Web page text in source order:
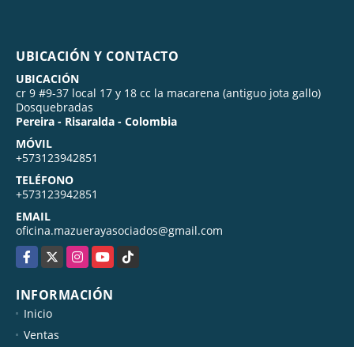
UBICACIÓN Y CONTACTO
UBICACIÓN
cr 9 #9-37 local 17 y 18 cc la macarena (antiguo jota gallo)
Dosquebradas
Pereira - Risaralda - Colombia
MÓVIL
+573123942851
TELÉFONO
+573123942851
EMAIL
oficina.mazuerayasociados@gmail.com
Facebook
X InstagramYouTubeTikTok
INFORMACIÓN
Inicio
Ventas